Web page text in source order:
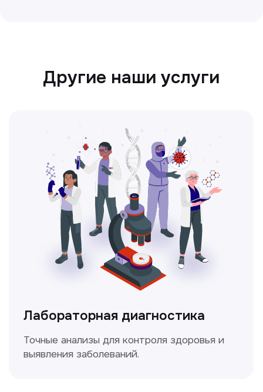
Ультразвуковая диагностика
Безопасный и точный метод для
обследования внутренних органов.